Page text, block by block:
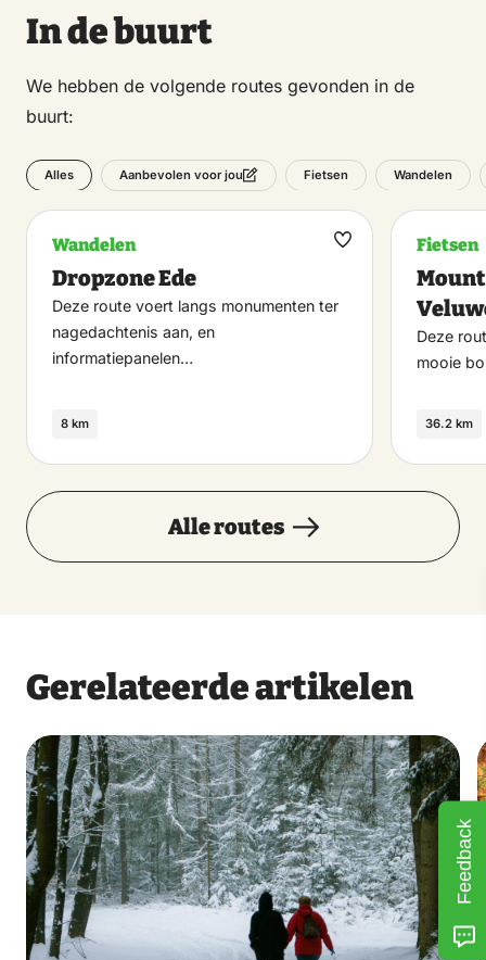
In de buurt
We hebben de volgende routes gevonden in de
buurt:
Alles Aanbevolen voor jou Fietsen Wandelen
Wandelen
Dropzone Ede
Deze route voert langs monumenten ter
nagedachtenis aan, en
informatiepanelen…
8 km
Maak
Fietsen
Deze
mooie
36.2 km
Alle routes
Gerelateerde artikelen
Feedback